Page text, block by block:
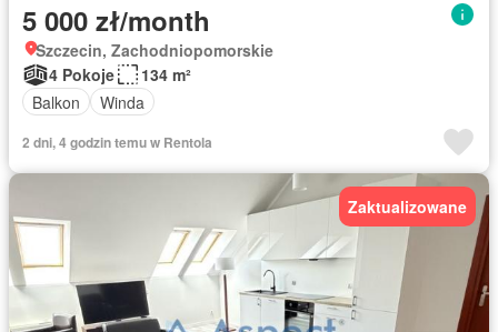
5 000 zł/month
Szczecin, Zachodniopomorskie
4 Pokoje
134 m²
Balkon
Winda
2 dni, 4 godzin temu w Rentola
Zaktualizowane